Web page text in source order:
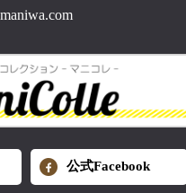
公式Facebook